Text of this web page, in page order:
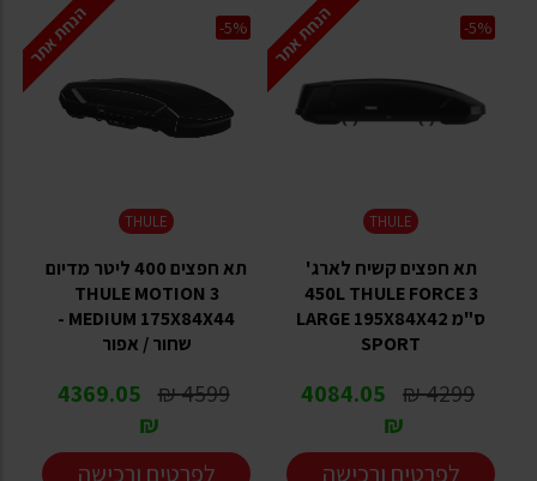
הנחת אתר
THULE
תא חפצים קשיח לארג'
450L THULE FORCE 3
ס"מ LARGE 195X84X42
SPORT
4299 ₪
4084.05
₪
-5%
לפרטים ורכישה
הנחת אתר
THULE
תא חפצים 400 ליטר מדיום
THULE MOTION 3
MEDIUM 175X84X44 -
שחור / אפור
4599 ₪
4369.05
₪
-5%
לפרטים ורכישה